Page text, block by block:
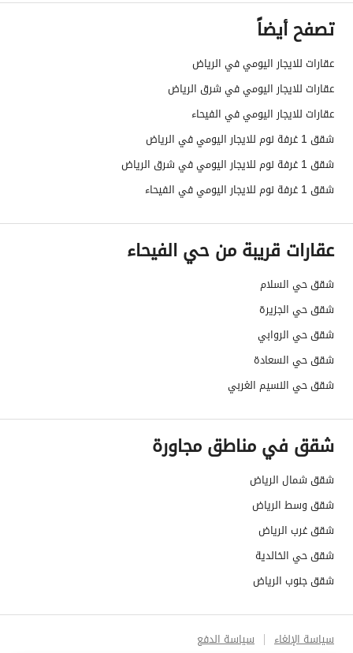
تصفح أيضاً
عقارات للايجار اليومي في الرياض
عقارات للايجار اليومي في شرق الرياض
عقارات للايجار اليومي في الفيحاء
شقق 1 غرفة نوم للايجار اليومي في الرياض
شقق 1 غرفة نوم للايجار اليومي في شرق الرياض
شقق 1 غرفة نوم للايجار اليومي في الفيحاء
عقارات قريبة من حي الفيحاء
شقق حي السلام
شقق حي الجزيرة
شقق حي الروابي
شقق حي السعادة
شقق حي النسيم الغربي
شقق في مناطق مجاورة
شقق شمال الرياض
شقق وسط الرياض
شقق غرب الرياض
شقق حي الخالدية
شقق جنوب الرياض
سياسة الإلغاء سياسة الدفع